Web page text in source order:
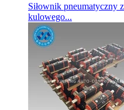
Siłownik pneumatyczny
kulowego...